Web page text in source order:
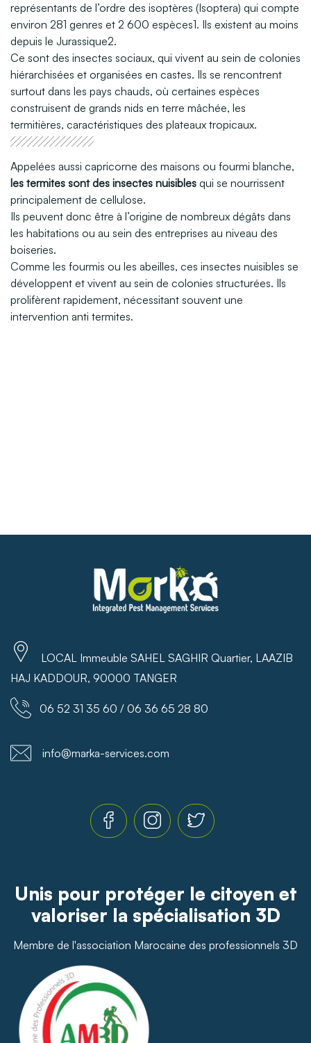
représentants de l’ordre des isoptères (Isoptera) qui compte
environ 281 genres et 2 600 espèces1. Ils existent au moins
depuis le Jurassique2.
Ce sont des insectes sociaux, qui vivent au sein de colonies
hiérarchisées et organisées en castes. Ils se rencontrent
surtout dans les pays chauds, où certaines espèces
construisent de grands nids en terre mâchée, les
termitières, caractéristiques des plateaux tropicaux.
Appelées aussi capricorne des maisons ou fourmi blanche,
les termites sont des insectes nuisibles qui se nourrissent
principalement de cellulose.
Ils peuvent donc être à l’origine de nombreux dégâts dans
les habitations ou au sein des entreprises au niveau des
boiseries.
Comme les fourmis ou les abeilles, ces insectes nuisibles se
développent et vivent au sein de colonies structurées. Ils
prolifèrent rapidement, nécessitant souvent une
intervention anti termites.
LOCAL Immeuble SAHEL SAGHIR Quartier, LAAZIB
HAJ KADDOUR, 90000 TANGER
06 52 31 35 60 / 06 36 65 28 80
info@marka-services.com
Unis pour protéger le citoyen et
valoriser la spécialisation 3D
Membre de l'association Marocaine des professionnels 3D